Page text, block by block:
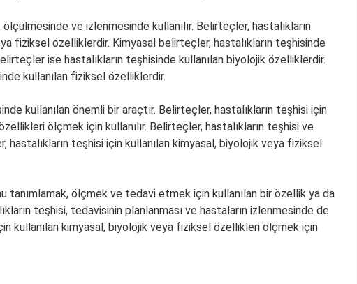
ve izlenmesinde kullanılır. Belirteçler, hastalıkların
fiziksel özelliklerdir. Kimyasal belirteçler, hastalıkların teşhisinde
ise hastalıkların teşhisinde kullanılan biyolojik özelliklerdir.
kullanılan fiziksel özelliklerdir.
kullanılan önemli bir araçtır. Belirteçler, hastalıkların teşhisi için
ölçmek için kullanılır. Belirteçler, hastalıkların teşhisi ve
teşhisi için kullanılan kimyasal, biyolojik veya fiziksel
tanımlamak, ölçmek ve tedavi etmek için kullanılan bir özellik ya da
teşhisi, tedavisinin planlanması ve hastaların izlenmesinde de
kullanılan kimyasal, biyolojik veya fiziksel özellikleri ölçmek için